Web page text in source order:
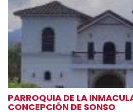
PARROQUIA DE LA
CONCEPCIÓN DE SONSO